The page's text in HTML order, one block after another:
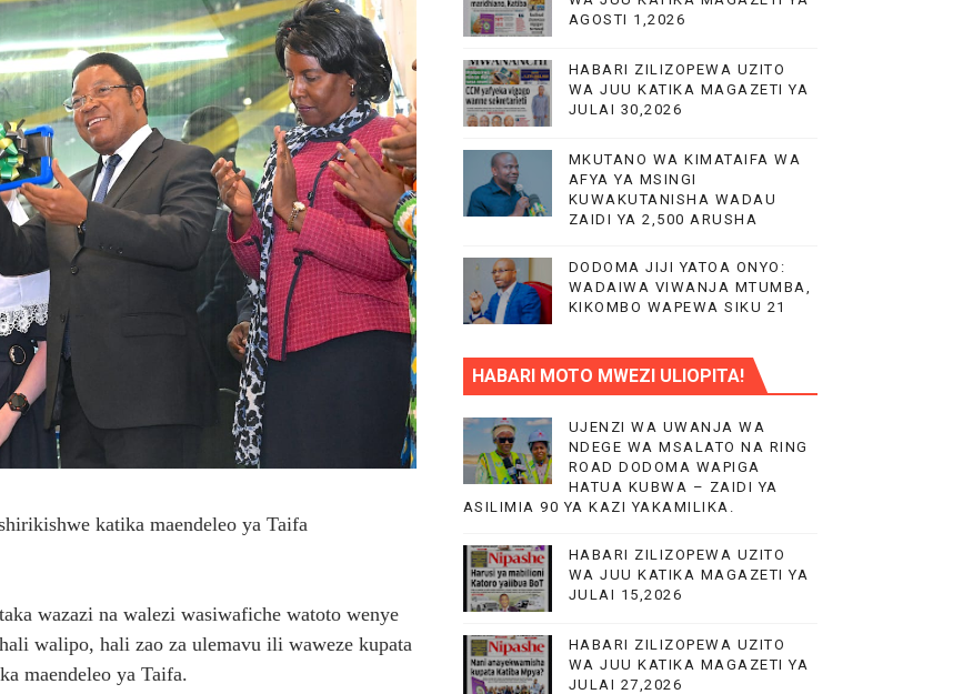
sababu kuanzisha klabu ya uhamiaji
YA CCM DODOMA
USALAMA, UHIFADHI WA MAZINGIRA
KWA KUWAWEZESHA WAKULIMA KUFIKIA MASOKO
NA HUDUMA ZA TADB KWA WAKULIMA
KUTHIBITISHA UBORA WA BIDHAA ZAO ARUSHA
VIPIMO: NAIBU WAZIRI MALIASILI APONGEZA
KUOMBA ALAMA YA UBORA MTANDAONI
NA MABORESHO YA TEMESA
CHA FURSA ZA UWEKEZAJI KUPITIA MIRADI YA UBIA (PPP)
Amani, Kuimarisha Kilimo na Ufugaji wa Kisasa
YA MWAKILISHI WA MWENYEKITI WA UWT TAIFA KATIKA ZIARA YA KIKAZI CHUNYA
JANA’ INAFANYIKA KWA VITENDO- WAZIRI SANGU
katika maendeleo ya Taifa
wazazi na walezi wasiwafiche watoto wenye
walipo, hali zao za ulemavu ili waweze kupata
maendeleo ya Taifa.
AGOSTI 1,2026
HABARI ZILIZOPEWA UZITO
WA JUU KATIKA MAGAZETI YA
JULAI 30,2026
MKUTANO WA KIMATAIFA WA
AFYA YA MSINGI
KUWAKUTANISHA WADAU
ZAIDI YA 2,500 ARUSHA
DODOMA JIJI YATOA ONYO:
WADAIWA VIWANJA MTUMBA,
KIKOMBO WAPEWA SIKU 21
HABARI MOTO MWEZI ULIOPITA!
UJENZI WA UWANJA WA
NDEGE WA MSALATO NA RING
ROAD DODOMA WAPIGA
HATUA KUBWA – ZAIDI YA
ASILIMIA 90 YA KAZI YAKAMILIKA.
HABARI ZILIZOPEWA UZITO
WA JUU KATIKA MAGAZETI YA
JULAI 15,2026
HABARI ZILIZOPEWA UZITO
WA JUU KATIKA MAGAZETI YA
JULAI 27,2026